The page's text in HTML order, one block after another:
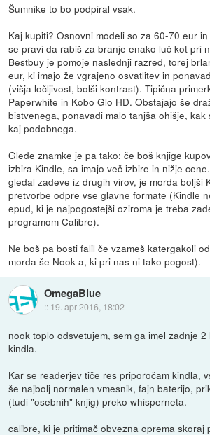
Šumnike to bo podpiral vsak.
Kaj kupiti? Osnovni modeli so za 60-70 eur
se pravi da rabiš za branje enako luč kot pri
Bestbuy je pomoje naslednji razred, torej
eur, ki imajo že vgrajeno osvatlitev in
(višja ločljivost, bolši kontrast). Tipična
Paperwhite in Kobo Glo HD. Obstajajo še
bistvenega, ponavadi malo tanjša ohišje,
kaj podobnega.
Glede znamke je pa tako: če boš knjige
izbira Kindle, sa imajo več izbire in nižje
gledal zadeve iz drugih virov, je morda boljši
pretvorbe odpre vse glavne formate (Kindle
epud, ki je najpogostejši oziroma je treba
programom Calibre).
Ne boš pa bosti falil če vzameš katergakoli
morda še Nook-a, ki pri nas ni tako pogost).
OmegaBlue
:: 19. apr 2016, 18:02
nook toplo odsvetujem, sem ga imel zadnje
kindla.
Kar se readerjev tiče res priporočam kindla,
še najbolj normalen vmesnik, fajn baterijo,
(tudi "osebnih" knjig) preko whisperneta.
calibre, ki je pritimač obvezna oprema skoraj